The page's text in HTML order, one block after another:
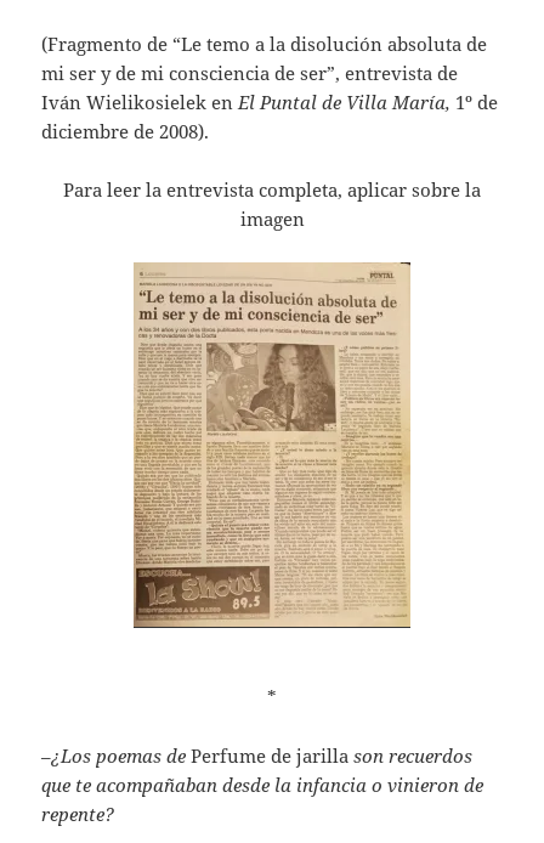
(Fragmento de “Le temo a la disolución absoluta de
mi ser y de mi consciencia de ser”, entrevista de
Iván Wielikosielek enEl Puntal de Villa María, 1º de
diciembre de 2008).
Para leer la entrevista completa, aplicar sobre la
imagen
*
–¿Los poemas dePerfume de jarilla son recuerdos
que te acompañaban desde la infancia o vinieron de
repente?